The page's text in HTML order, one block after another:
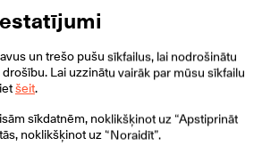
un trešo pušu sīkfailus, lai nodrošinātu
Lai uzzinātu vairāk par mūsu sīkfailu
šeit.
sīkdatnēm, noklikšķinot uz “Apstiprināt
noklikšķinot uz “Noraidīt”.